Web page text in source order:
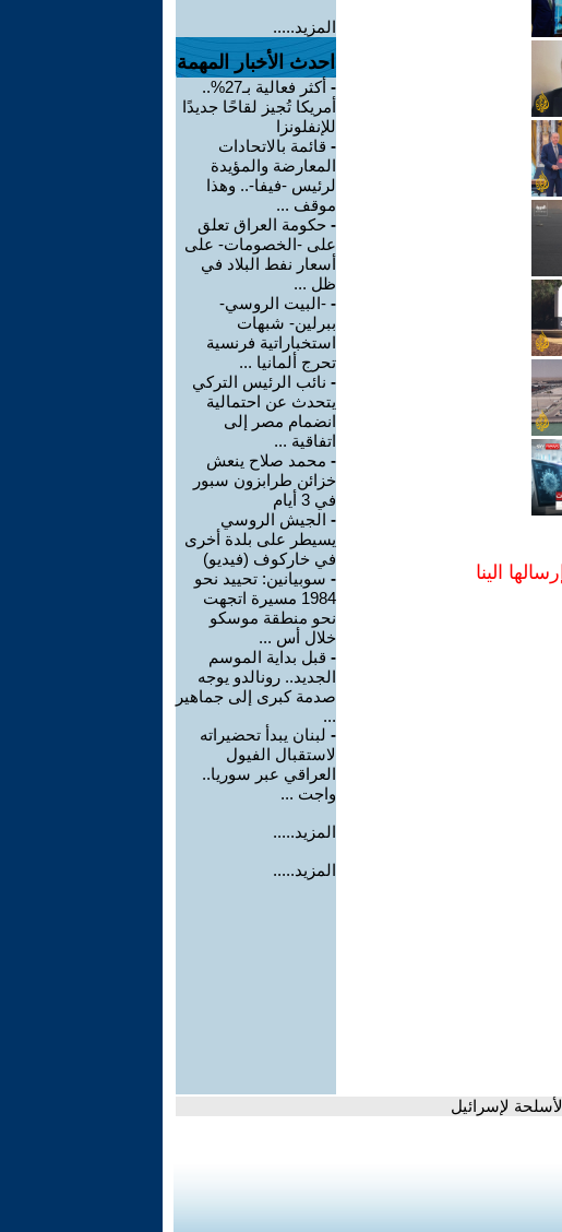
الينا
المزيد.....
احدث الأخبار المهمة
-
أكثر فعالية بـ27%..
أمريكا تُجيز لقاحًا جديدًا
للإنفلونزا
- قائمة بالاتحادات
المعارضة والمؤيدة
لرئيس -فيفا-.. وهذا
موقف ...
- حكومة العراق تعلق
على -الخصومات- على
أسعار نفط البلاد في
ظل ...
- -البيت الروسي-
ببرلين- شبهات
استخباراتية فرنسية
تحرج ألمانيا ...
- نائب الرئيس التركي
يتحدث عن احتمالية
انضمام مصر إلى
اتفاقية ...
- محمد صلاح ينعش
خزائن طرابزون سبور
في 3 أيام
- الجيش الروسي
يسيطر على بلدة أخرى
في خاركوف (فيديو)
- سوبيانين: تحييد نحو
1984 مسيرة اتجهت
نحو منطقة موسكو
خلال أس ...
- قبل بداية الموسم
الجديد.. رونالدو يوجه
صدمة كبرى إلى جماهير
...
- لبنان يبدأ تحضيراته
لاستقبال الفيول
العراقي عبر سوريا..
واجت ...
المزيد.....
المزيد.....
لإسرائيل